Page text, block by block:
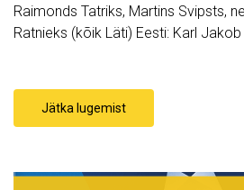
Raimonds Tatriks, Martins Svipsts,
Ratnieks (kõik Läti) Eesti: Karl
Jätka lugemist